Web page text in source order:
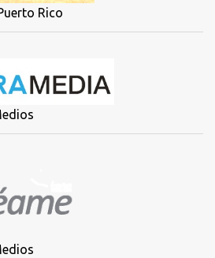
Rico